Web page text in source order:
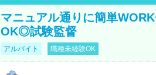
マニュアル通りに簡単
OK◎試験監督
アルバイト 職種未経験OK